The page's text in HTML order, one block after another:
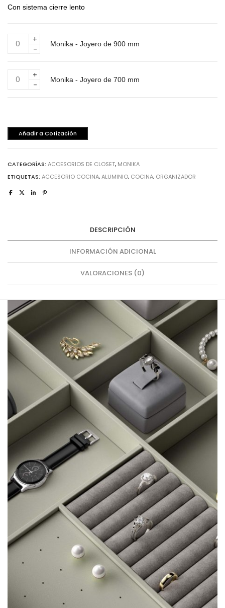
Con sistema cierre lento
Monika
900
Monika - Joyero de 900 mm
Monika
mm
cantidad
Monika - Joyero de 700 mm
Añadir a Cotización
CATEGORÍAS: ACCESORIOS DE CLOSET, MONIKA
ETIQUETAS: ACCESORIO COCINA,ALUMINIO, COCINA, ORGANIZADOR
DESCRIPCIÓN
INFORMACIÓN ADICIONAL
VALORACIONES (0)